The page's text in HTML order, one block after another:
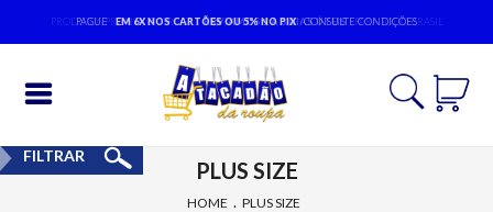
PRODUTOS PRONTA ENTREGA, ENVIAMOS 1 A 3 DIAS ÚTEIS PARA TODO BRASIL
PAGUE EM 6X NOS CARTÕES OU 5% NO PIX CONSULTE CONDIÇÕES
Cadastrar PLUS SIZE
HOME . PLUS SIZE
FILTRAR